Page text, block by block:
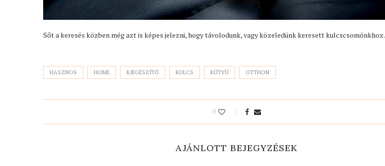
Sőt a keresés közben még azt is képes jelezni, hogy távolodunk, vagy közeledünk keresett kulcscsomónkhoz.
HASZNOS HOME KIEGÉSZÍTŐ KULCS KÜTYÜ OTTHON
0
AJÁNLOTT BEJEGYZÉSEK